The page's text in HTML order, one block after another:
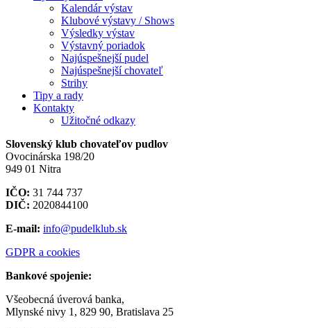
Kalendár výstav
Klubové výstavy / Shows
Výsledky výstav
Výstavný poriadok
Najúspešnejší pudel
Najúspešnejší chovateľ
Strihy
Tipy a rady
Kontakty
Užitočné odkazy
Slovenský klub chovateľov pudlov
Ovocinárska 198/20
949 01 Nitra
IČO: 31 744 737
DIČ: 2020844100
E-mail: info@pudelklub.sk
GDPR a cookies
Bankové spojenie:
Všeobecná úverová banka,
Mlynské nivy 1, 829 90, Bratislava 25